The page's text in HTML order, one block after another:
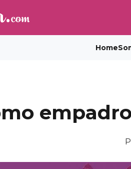
Home